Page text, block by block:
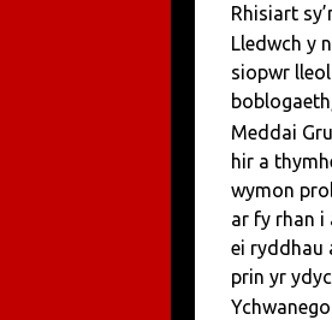
Rhisiart
Lledwch y
siopwr
Meddai
hir a
wymon
ar fy rhan i
ei ryddhau
prin yr